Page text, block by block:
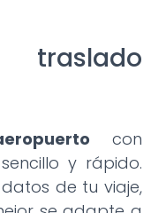
con
y rápido.
de tu viaje,